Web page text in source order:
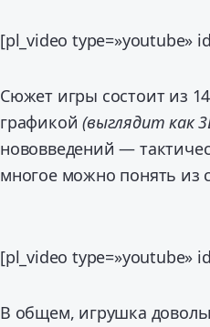
[pl_video type=»youtube»
Сюжет игры состоит из
графикой(выглядит как
нововведений —
многое можно понять из
[pl_video type=»youtube»
В общем, игрушка